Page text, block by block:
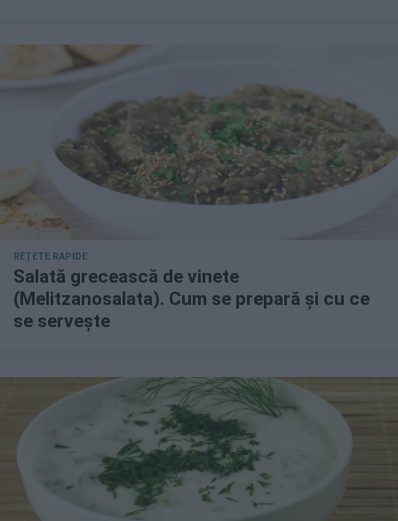
REȚETE RAPIDE
Salată grecească de vinete
(Melitzanosalata). Cum se prepară și cu ce
se servește